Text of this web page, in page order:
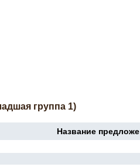
группа 1)
Название